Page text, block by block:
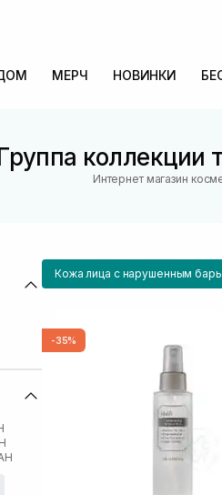
МЕРЧ НОВИНКИ
коллекции
Интернет магазин
Кожа лица с нарушенным
-35%